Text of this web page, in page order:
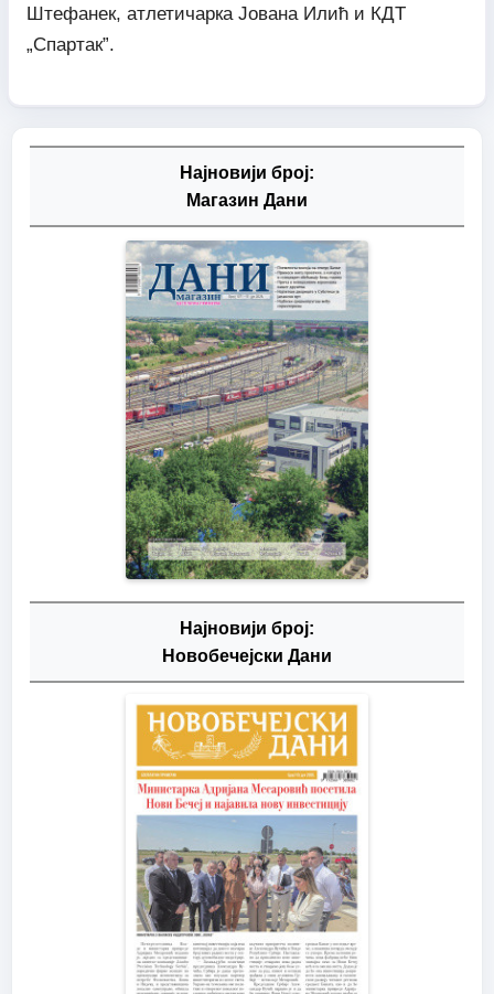
Штефанек, атлетичарка Јована Илић и КДТ
„Спартак”.
Најновији број:
Магазин Дани
Најновији број:
Новобечејски Дани